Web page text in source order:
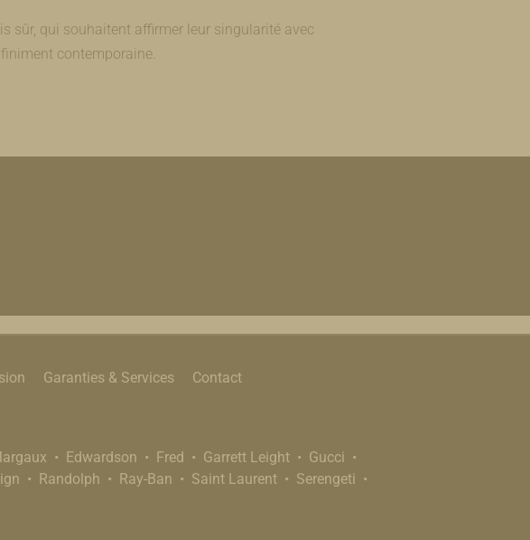
sûr, qui souhaitent affirmer leur singularité avec
contemporaine.
Garanties & Services Contact
Edwardson Fred Garrett Leight
Gucci
Randolph Ray-Ban Saint Laurent
Serengeti